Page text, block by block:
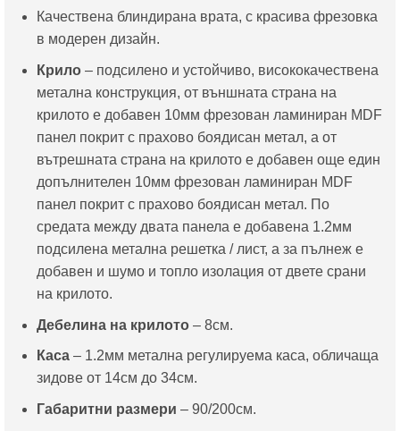
лв..
Качествена блиндирана врата, с красива фрезовка
в модерен дизайн.
Крило– подсилено и устойчиво, висококачествена
метална конструкция, от външната страна на
крилото е добавен 10мм фрезован ламиниран MDF
панел покрит с прахово боядисан метал, а от
вътрешната страна на крилото е добавен още един
допълнителен 10мм фрезован ламиниран MDF
панел покрит с прахово боядисан метал. По
средата между двата панела е добавена 1.2мм
подсилена метална решетка / лист, а за пълнеж е
добавен и шумо и топло изолация от двете срани
на крилото.
Дебелина на крилото– 8см.
Каса– 1.2мм метална регулируема каса, обличаща
зидове от 14см до 34см.
Габаритни размери – 90/200см.